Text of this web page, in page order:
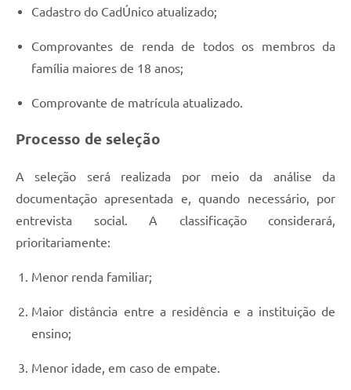
Cadastro do CadÚnico atualizado;
Comprovantes de renda de todos os membros da
família maiores de 18 anos;
Comprovante de matrícula atualizado.
Processo de seleção
A seleção será realizada por meio da análise da
documentação apresentada e, quando necessário, por
entrevista social. A classificação considerará,
prioritariamente:
Menor renda familiar;
Maior distância entre a residência e a instituição de
ensino;
Menor idade, em caso de empate.